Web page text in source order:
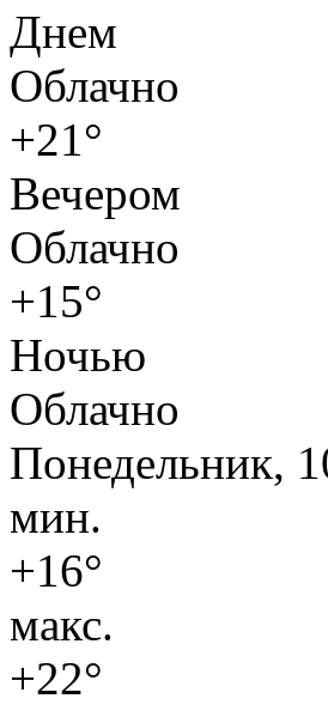
Днем
Облачно
+21°
Вечером
Облачно
+15°
Ночью
Облачно
Понедельник,
мин.
+16°
макс.
+22°